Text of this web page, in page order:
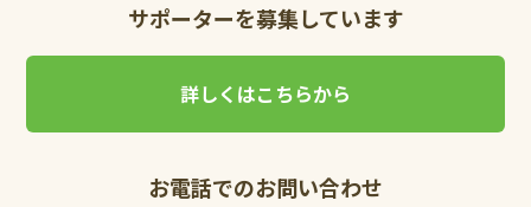
サポーターを募集しています
詳しくはこちらから
お電話でのお問い合わせ